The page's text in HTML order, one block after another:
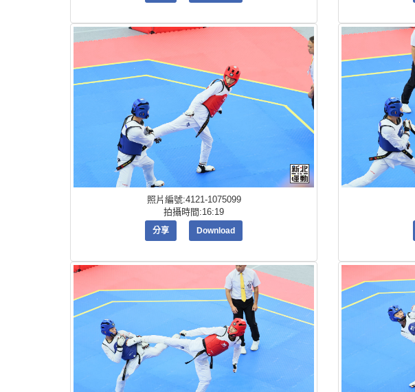
照片編號:4121-1075099
拍攝時間:16:19
分享 Download